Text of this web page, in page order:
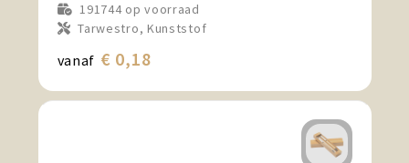
191744op voorraad
Tarwestro, Kunststof
vanaf € 0,18